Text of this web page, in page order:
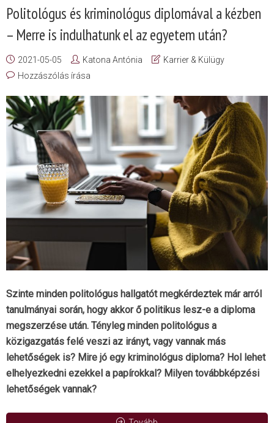
Politológus és kriminológus diplomával a kézben
– Merre is indulhatunk el az egyetem után?
2021-05-05 Katona Antónia
Karrier & Külügy
Hozzászólás írása
Szinte minden politológus hallgatót megkérdeztek már arról
tanulmányai során, hogy akkor ő politikus lesz-e a diploma
megszerzése után. Tényleg minden politológus a
közigazgatás felé veszi az irányt, vagy vannak más
lehetőségek is? Mire jó egy kriminológus diploma? Hol lehet
elhelyezkedni ezekkel a papírokkal? Milyen továbbképzési
lehetőségek vannak?